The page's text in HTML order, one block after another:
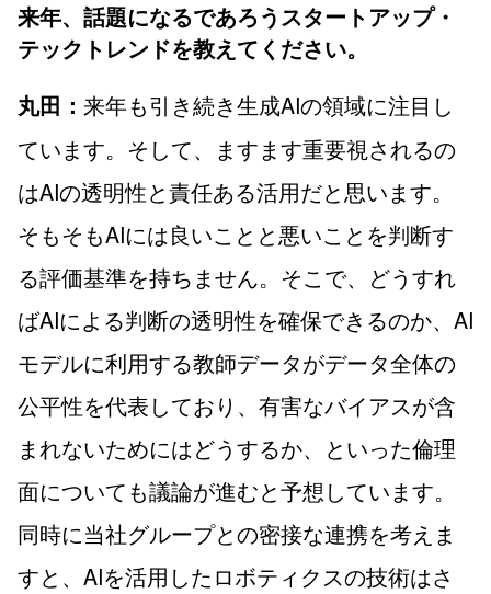
来年、話題になるであろうスタートアップ・
テックトレンドを教えてください。
丸田： 来年も引き続き生成AIの領域に注目し
ています。そして、ますます重要視されるの
はAIの透明性と責任ある活用だと思います。
そもそもAIには良いことと悪いことを判断す
る評価基準を持ちません。そこで、どうすれ
ばAIによる判断の透明性を確保できるのか、AI
モデルに利用する教師データがデータ全体の
公平性を代表しており、有害なバイアスが含
まれないためにはどうするか、といった倫理
面についても議論が進むと予想しています。
同時に当社グループとの密接な連携を考えま
すと、AIを活用したロボティクスの技術はさ